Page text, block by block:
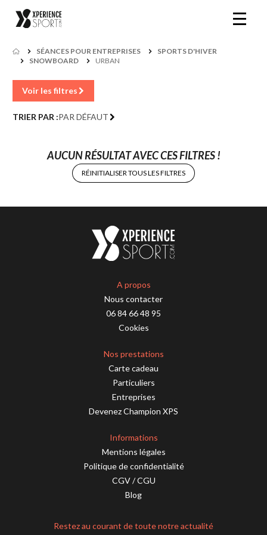
SÉANCES POUR ENTREPRISES
SPORTS D'HIVER
SNOWBOARD
URBAN
Voir les filtres
TRIER PAR :PAR DÉFAUT
AUCUN RÉSULTAT AVEC CES FILTRES !
RÉINITIALISER TOUS LES FILTRES
A propos
Nous contacter
06 84 66 48 95
Cookies
Nos prestations
Carte cadeau
Particuliers
Entreprises
Devenez Champion XPS
Informations
Mentions légales
Politique de confidentialité
CGV/CGU
Blog
Restez au courant de toute notre actualité